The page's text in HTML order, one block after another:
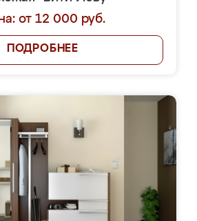
от 12 000 руб.
ПОДРОБНЕЕ